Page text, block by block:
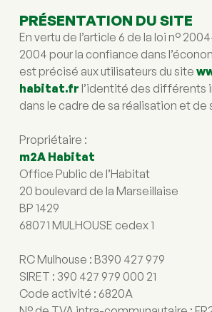
PRÉSENTATION DU SITE
En vertu de l’article 6 de la loi n°
2004 pour la confiance dans
est précisé aux utilisateurs du site
habitat.fr l’identité des différents
dans le cadre de sa réalisation et de
Propriétaire :
m2A Habitat
Office Public de l’Habitat
20 boulevard de la Marseillaise
BP 1429
68071 MULHOUSE cedex 1
RC Mulhouse : B390 427 979
SIRET : 390 427 979 000 21
Code activité : 6820A